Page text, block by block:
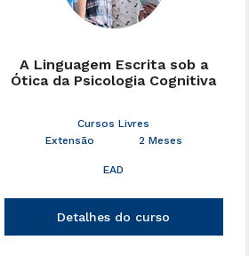
A Linguagem Escrita sob a
Ótica da Psicologia Cognitiva
Cursos Livres
Extensão
2 Meses
EAD
Detalhes do curso